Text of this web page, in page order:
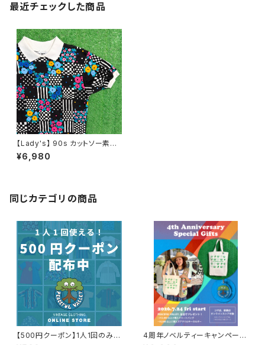
最近チェックした商品
【Lady's】 90s カットソー素材
総柄 トップス / 90年代 トップス
シャツ レディース N01065
¥6,980
同じカテゴリの商品
【500円クーポン】1人1回のみご
4周年ノベルティーキャンペーン